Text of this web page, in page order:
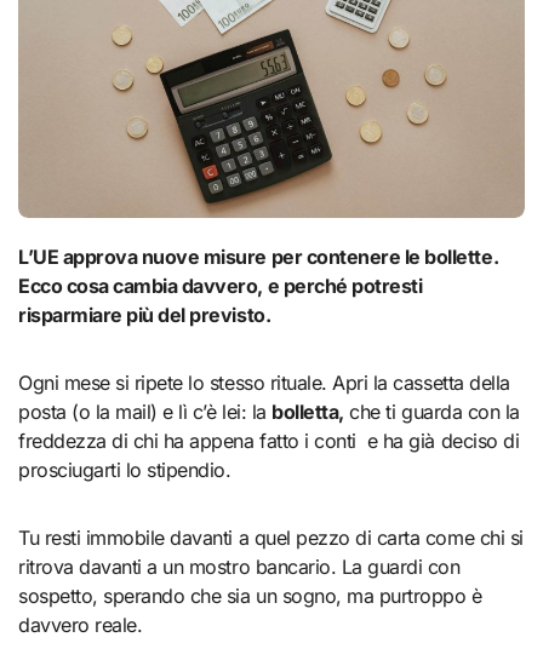
L’UE approva nuove misure per contenere le bollette.
Ecco cosa cambia davvero, e perché potresti
risparmiare più del previsto.
Ogni mese si ripete lo stesso rituale. Apri la cassetta della
posta (o la mail) e lì c’è lei: la bolletta, che ti guarda con la
freddezza di chi ha appena fatto i conti e ha già deciso di
prosciugarti lo stipendio.
Tu resti immobile davanti a quel pezzo di carta come chi si
ritrova davanti a un mostro bancario. La guardi con
sospetto, sperando che sia un sogno, ma purtroppo è
davvero reale.